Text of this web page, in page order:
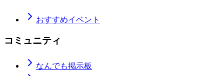
おすすめイベント
コミュニティ
なんでも掲示板